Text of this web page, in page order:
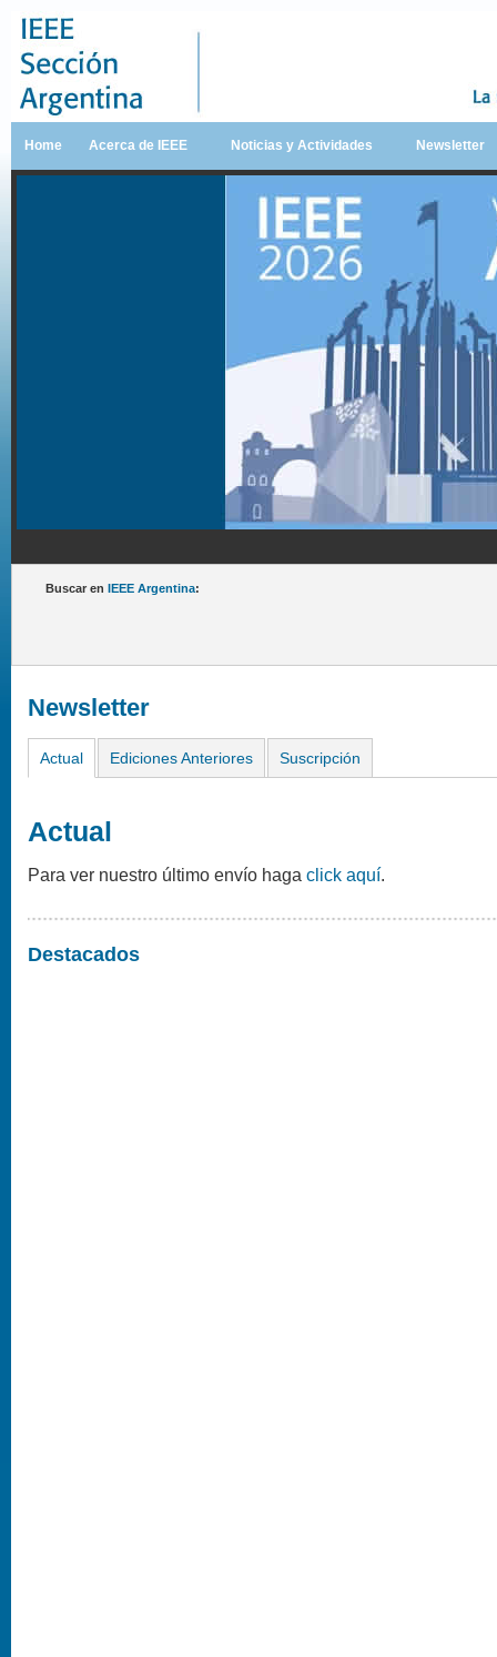
Home Acerca de IEEE Noticias y Actividades Newsletter
Buscar en IEEE Argentina:
Newsletter
Actual Ediciones Anteriores Suscripción
Actual
Para ver nuestro último envío haga click aquí.
Destacados